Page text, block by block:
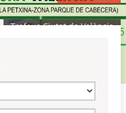
▼
Trofeus Ciutat de València